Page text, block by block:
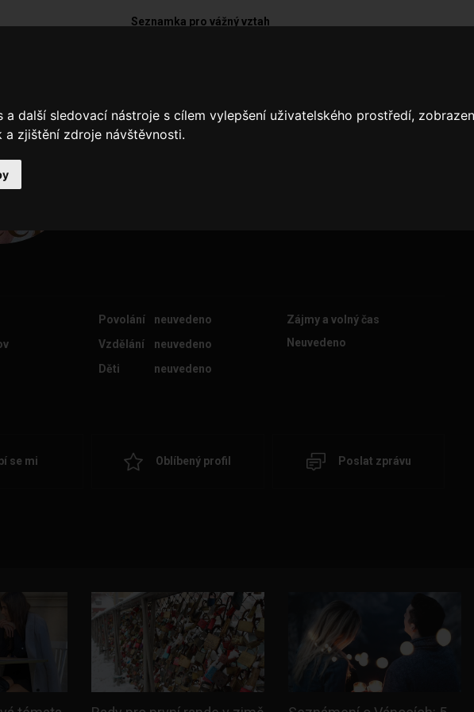
další sledovací nástroje s cílem vylepšení uživatelského prostředí,
zjištění zdroje návštěvnosti.
Seznamka pro vážný vztah
Hledám slečnu k seznameni
Povolání
neuvedeno
Vzdělání
neuvedeno
Děti
neuvedeno
Zájmy a volný čas
Neuvedeno
se mi Oblíbený profil Poslat zprávu